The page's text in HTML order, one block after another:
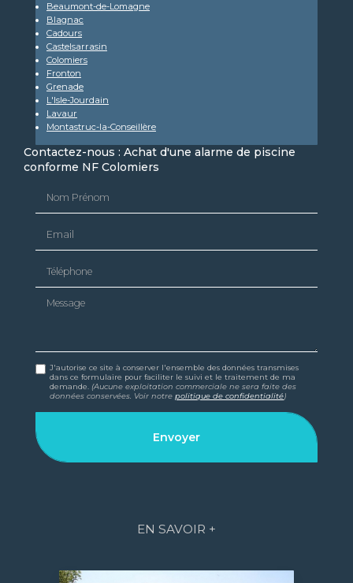
Beaumont-de-Lomagne
Blagnac
Cadours
Castelsarrasin
Colomiers
Fronton
Grenade
L'Isle-Jourdain
Lavaur
Montastruc-la-Conseillère
Contactez-nous : Achat d'une alarme de piscine
conforme NF Colomiers
Message
J'autorise ce site à conserver l'ensemble des données transmises
dans ce formulaire pour faciliter le suivi et le traitement de ma
demande. (Aucune exploitation commerciale ne sera faite des
données conservées. Voir notrepolitique de confidentialité)
EN SAVOIR +